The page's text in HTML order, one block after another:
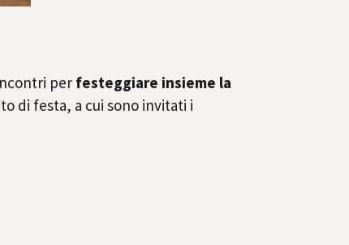
per festeggiare insieme la
di festa, a cui sono invitati i